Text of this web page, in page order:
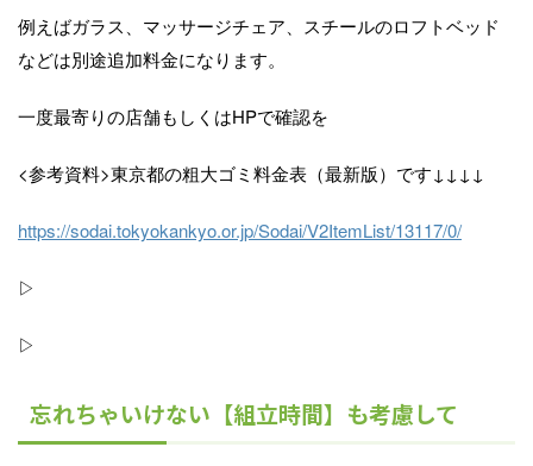
例えばガラス、マッサージチェア、スチールのロフトベッド
などは別途追加料金になります。
一度最寄りの店舗もしくはHPで確認を
<参考資料>東京都の粗大ゴミ料金表（最新版）です↓↓↓↓
https://sodai.tokyokankyo.or.jp/Sodai/V2ItemList/13117/0/
▷
▷
忘れちゃいけない【組立時間】も考慮して